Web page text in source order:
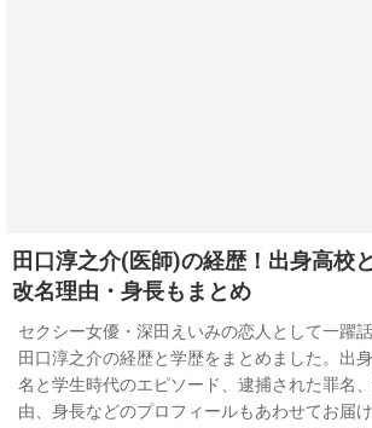
田口淳之介(医師)の経歴！出身高校
改名理由・身長もまとめ
セクシー女優・深田えいみの恋人として一躍
田口淳之介の経歴と学歴をまとめました。出
名と学生時代のエピソード、逮捕された罪名
由、身長などのプロフィールもあわせてお届け